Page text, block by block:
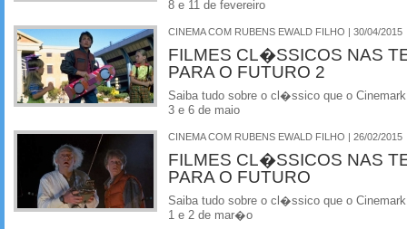
8 e 11 de fevereiro
CINEMA COM RUBENS EWALD FILHO | 30/04/2015
FILMES CL�SSICOS NAS
PARA O FUTURO 2
Saiba tudo sobre o cl�ssico que o
3 e 6 de maio
CINEMA COM RUBENS EWALD FILHO | 26/02/2015
FILMES CL�SSICOS NAS
PARA O FUTURO
Saiba tudo sobre o cl�ssico que o
1 e 2 de mar�o